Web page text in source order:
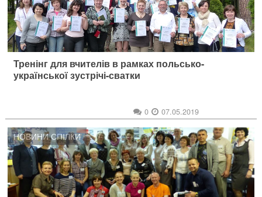
Тренінг для вчителів в рамках польсько-
української зустрічі-сватки
0 07.05.2019
НОВИНИ СПІЛКИ